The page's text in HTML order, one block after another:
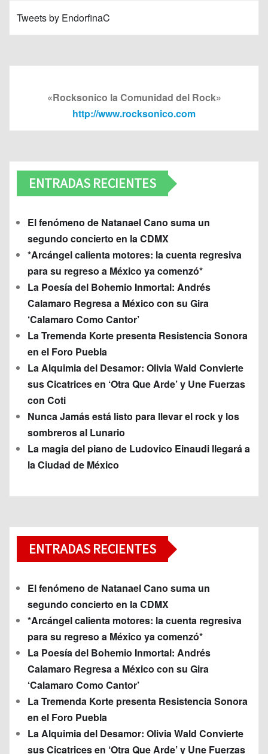
Tweets by EndorfinaC
«Rocksonico la Comunidad del Rock»
http://www.rocksonico.com
ENTRADAS RECIENTES
El fenómeno de Natanael Cano suma un
segundo concierto en la CDMX
*Arcángel calienta motores: la cuenta regresiva
para su regreso a México ya comenzó*
La Poesía del Bohemio Inmortal: Andrés
Calamaro Regresa a México con su Gira
‘Calamaro Como Cantor’
La Tremenda Korte presenta Resistencia Sonora
en el Foro Puebla
La Alquimia del Desamor: Olivia Wald Convierte
sus Cicatrices en ‘Otra Que Arde’ y Une Fuerzas
con Coti
Nunca Jamás está listo para llevar el rock y los
sombreros al Lunario
La magia del piano de Ludovico Einaudi llegará a
la Ciudad de México
ENTRADAS RECIENTES
El fenómeno de Natanael Cano suma un
segundo concierto en la CDMX
*Arcángel calienta motores: la cuenta regresiva
para su regreso a México ya comenzó*
La Poesía del Bohemio Inmortal: Andrés
Calamaro Regresa a México con su Gira
‘Calamaro Como Cantor’
La Tremenda Korte presenta Resistencia Sonora
en el Foro Puebla
La Alquimia del Desamor: Olivia Wald Convierte
sus Cicatrices en ‘Otra Que Arde’ y Une Fuerzas